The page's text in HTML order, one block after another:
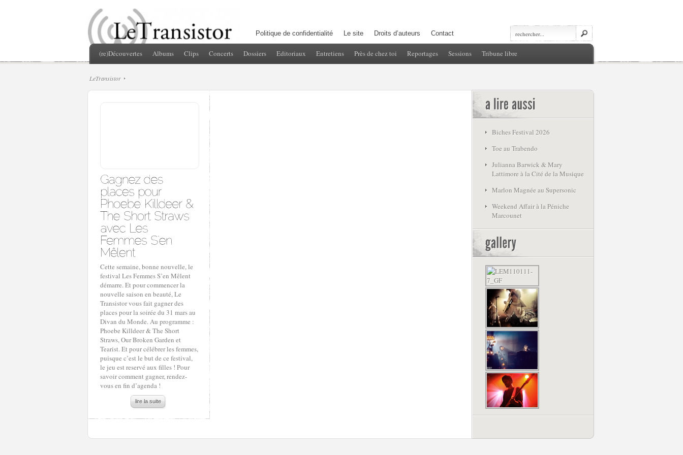
Politique de confidentialité Le site Droits d’auteurs Contact
(re)Découvertes Albums Clips Concerts Dossiers Editoriaux Entretiens Près de chez toi Reportages Sessions Tribune libre
LeTransistor
Cette semaine, bonne nouvelle, le
festival Les Femmes S’en Mêlent
démarre. Et pour commencer la
nouvelle saison en beauté, Le
Transistor vous fait gagner des
places pour la soirée du 31 mars au
Divan du Monde. Au programme :
Phoebe Killdeer & The Short
Straws, Our Broken Garden et
Tearist. Et pour célébrer les femmes,
puisque c’est le but de ce festival,
le jeu est reservé aux filles ! Pour
savoir comment gagner, rendez-
vous en fin d’agenda !
lire la suite
Biches Festival 2026
Toe au Trabendo
Julianna Barwick & Mary
Lattimore à la Cité de la Musique
Marlon Magnée au Supersonic
Weekend Affair à la Péniche
Marcounet